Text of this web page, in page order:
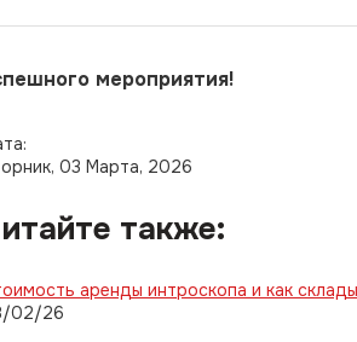
мероприятия!
03 Марта, 2026
также:
аренды интроскопа и как
02/26